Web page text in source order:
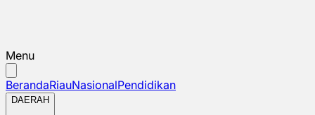
Menu
BerandaRiauNasionalPendidikan
DAERAH